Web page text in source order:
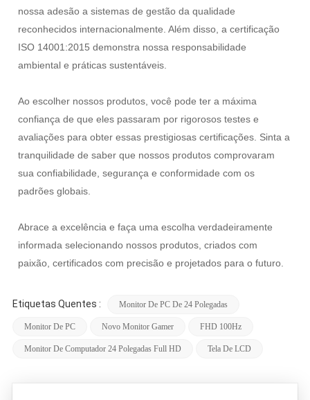
nossa adesão a sistemas de gestão da qualidade
reconhecidos internacionalmente. Além disso, a certificação
ISO 14001:2015 demonstra nossa responsabilidade
ambiental e práticas sustentáveis.
Ao escolher nossos produtos, você pode ter a máxima
confiança de que eles passaram por rigorosos testes e
avaliações para obter essas prestigiosas certificações. Sinta a
tranquilidade de saber que nossos produtos comprovaram
sua confiabilidade, segurança e conformidade com os
padrões globais.
Abrace a excelência e faça uma escolha verdadeiramente
informada selecionando nossos produtos, criados com
paixão, certificados com precisão e projetados para o futuro.
Etiquetas Quentes : Monitor De PC De 24 Polegadas
Monitor De PC Novo Monitor Gamer FHD 100Hz
Monitor De Computador 24 Polegadas Full HD Tela De LCD